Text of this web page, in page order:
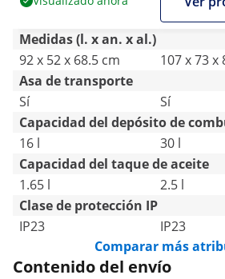
Medidas (l. x an. x al.)
92 x 52 x 68.5 cm
107 x 73 x
Asa de transporte
Sí
Sí
Capacidad del depósito de
16 l
30 l
Capacidad del taque de aceite
1.65 l
2.5 l
Clase de protección IP
IP23
IP23
Comparar más
Contenido del envío